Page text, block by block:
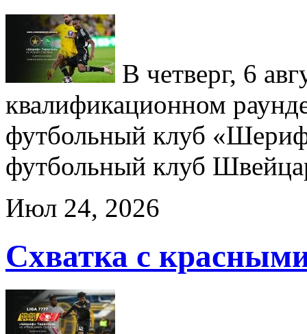
В четверг, 6
квалификационном
футбольный клуб
футбольный клуб
Июл 24, 2026
Схватка с